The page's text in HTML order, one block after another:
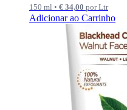
150 ml • € 34,00 por Ltr
Adicionar ao Carrinho